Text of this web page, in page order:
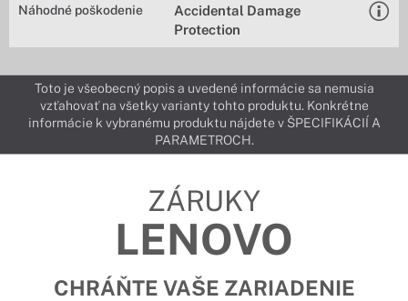
Náhodné poškodenie
Accidental Damage
Protection
Toto je všeobecný popis a uvedené informácie sa nemusia
vzťahovať na všetky varianty tohto produktu. Konkrétne
informácie k vybranému produktu nájdete v ŠPECIFIKÁCIÍ A
PARAMETROCH.
ZÁRUKY
LENOVO
CHRÁŇTE VAŠE ZARIADENIE